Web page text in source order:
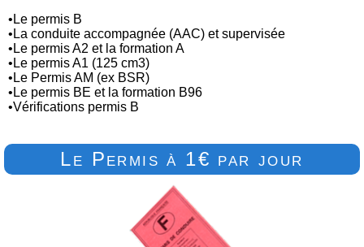
• Le permis B
• La conduite accompagnée (AAC) et supervisée
• Le permis A2 et la formation A
• Le permis A1 (125 cm3)
• Le Permis AM (ex BSR)
• Le permis BE et la formation B96
•Vérifications permis B
Le Permis à 1€ par jour